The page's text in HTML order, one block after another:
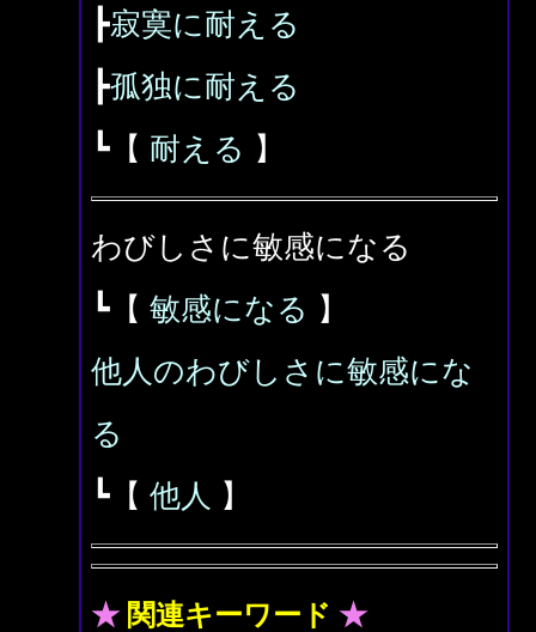
┣寂寞に耐える
┣孤独に耐える
┗【 耐える 】
わびしさに敏感になる
┗【 敏感になる 】
他人のわびしさに敏感にな
る
┗【 他人 】
★ 関連キーワード ★